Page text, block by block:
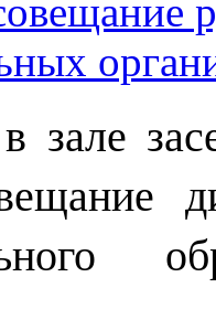
зале